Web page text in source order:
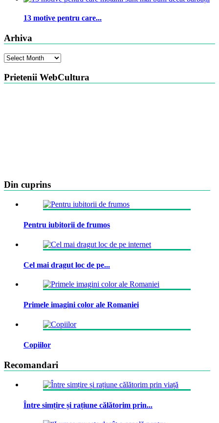
13 motive pentru care...
Arhiva
Arhiva
Prietenii WebCultura
Din cuprins
Pentru iubitorii de frumos
Cel mai dragut loc de pe...
Primele imagini color ale Romaniei
Copiilor
Recomandari
Între simțire și rațiune călătorim prin...